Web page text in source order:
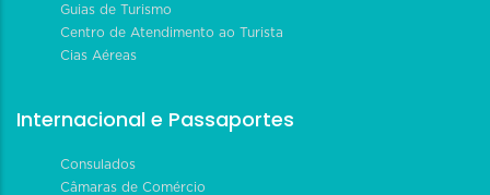
Guias de Turismo
Centro de Atendimento ao Turista
Cias Aéreas
Internacional e Passaportes
Consulados
Câmaras de Comércio